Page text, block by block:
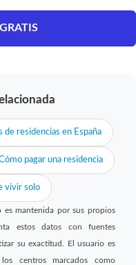
de residencias en España
pagar una residencia
vivir solo
es mantenida por sus propios
estos datos con fuentes
su exactitud. El usuario es
centros marcados como